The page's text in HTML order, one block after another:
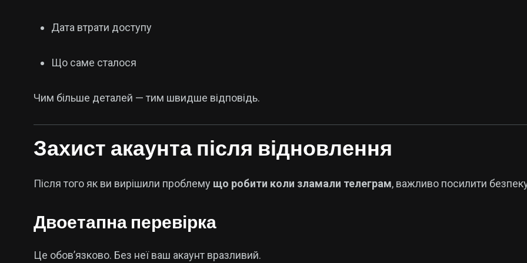
Дата втрати доступу
Що саме сталося
Чим більше деталей — тим швидше відповідь.
Захист акаунта після відновлення
Після того як ви вирішили проблему що робити коли зламали телеграм, важливо посилити
Двоетапна перевірка
Це обов’язково. Без неї ваш акаунт вразливий.